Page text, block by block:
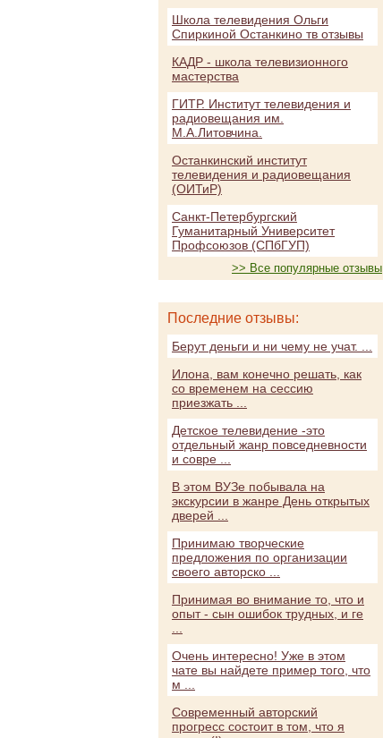
Школа телевидения Ольги
Спиркиной Останкино тв отзывы
КАДР - школа телевизионного
мастерства
ГИТР. Институт телевидения и
радиовещания им.
М.А.Литовчина.
Останкинский институт
телевидения и радиовещания
(ОИТиР)
Санкт-Петербургский
Гуманитарный Университет
Профсоюзов (СПбГУП)
>> Все популярные отзывы
Последние отзывы:
Берут деньги и ни чему не учат. ...
Илона, вам конечно решать, как
со временем на сессию
приезжать ...
Детское телевидение -это
отдельный жанр повседневности
и совре ...
В этом ВУЗе побывала на
экскурсии в жанре День открытых
дверей ...
Принимаю творческие
предложения по организации
своего авторско ...
Принимая во внимание то, что и
опыт - сын ошибок трудных, и ге
Очень интересно! Уже в этом
чате вы найдете пример того, что
м ...
Современный авторский
прогресс состоит в том, что я